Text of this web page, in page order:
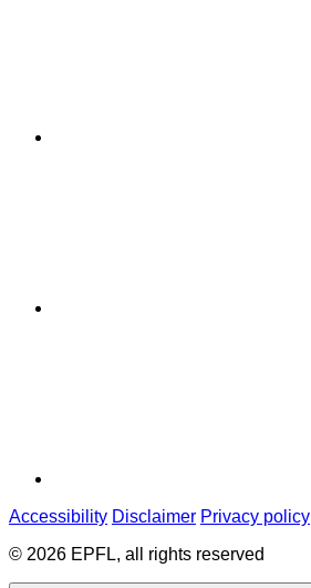
Accessibility Disclaimer Privacy policy
© 2026 EPFL, all rights reserved